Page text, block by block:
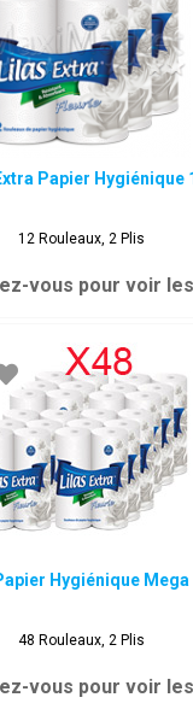
Papier Hygiénique
12 Rouleaux, 2 Plis
vous pour voir
Hygiénique Mega
48 Rouleaux, 2 Plis
vous pour voir